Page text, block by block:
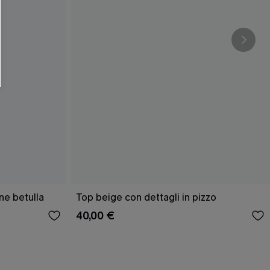
betulla Top beige con dettagli in pizzo
40,00 €
i nostri
valutare il livello di coinvolgimento,